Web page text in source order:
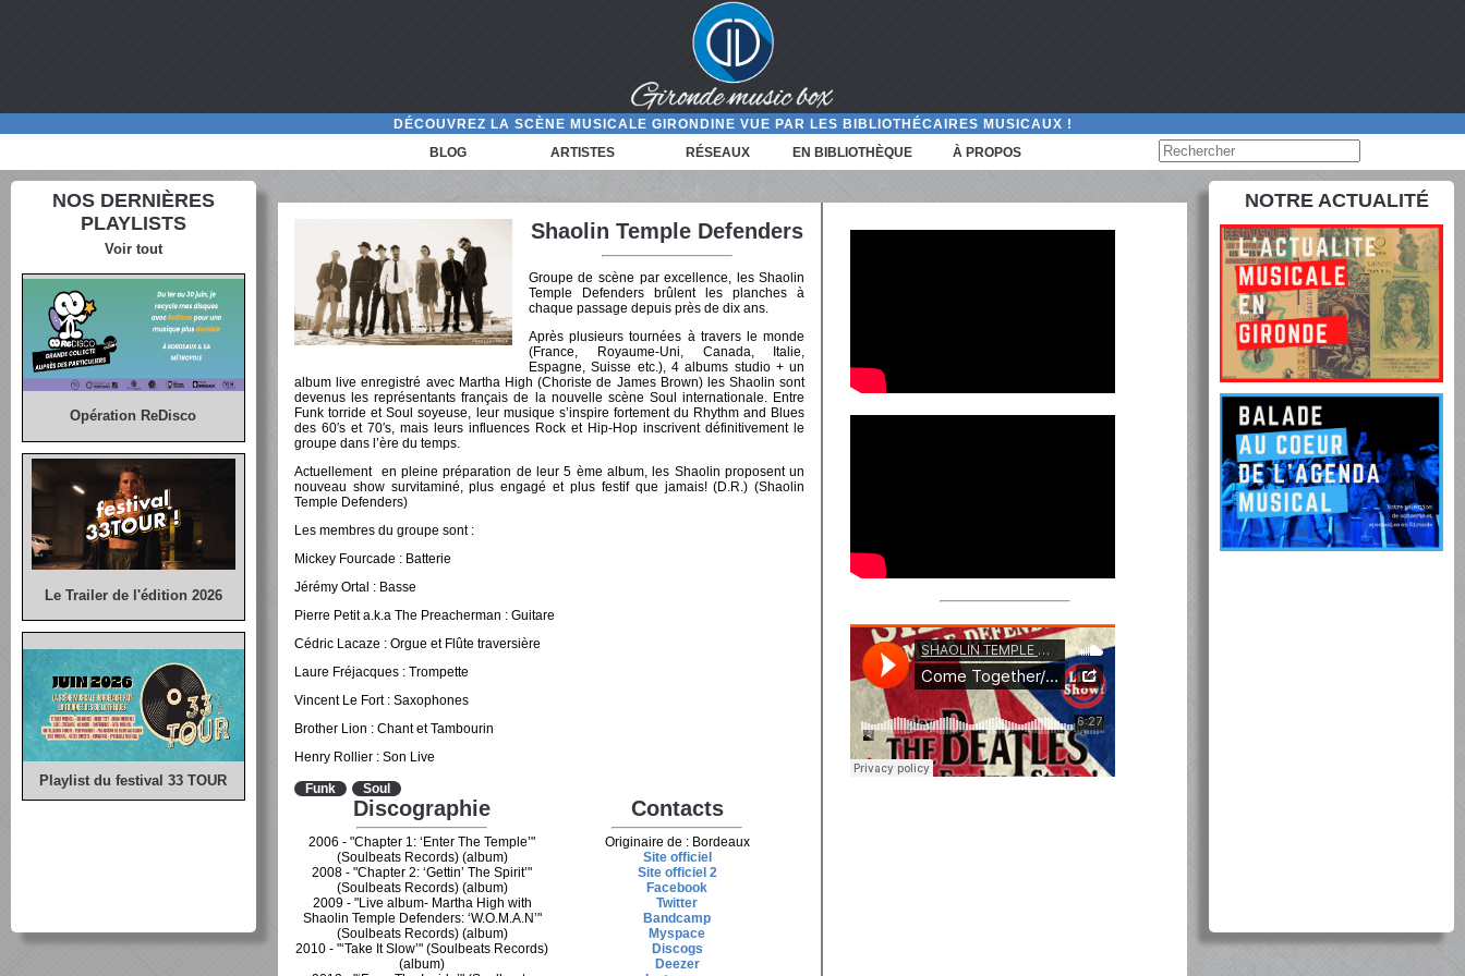
DÉCOUVREZ LA SCÈNE MUSICALE GIRONDINE VUE PAR LES BIBLIOTHÉCAIRES MUSICAUX !
BLOG
ARTISTES RÉSEAUX EN BIBLIOTHÈQUE À PROPOS
NOS DERNIÈRES
PLAYLISTS
Voir tout
Opération ReDisco
Le Trailer de l'édition 2026
Playlist du festival 33 TOUR
Shaolin Temple Defenders
Groupe de scène par excellence, les Shaolin
Temple Defenders brûlent les planches à
chaque passage depuis près de dix ans.
Après plusieurs tournées à travers le monde
(France, Royaume-Uni, Canada, Italie,
Espagne, Suisse etc.), 4 albums studio + un
album live enregistré avec Martha High (Choriste de James Brown) les Shaolin sont
devenus les représentants français de la nouvelle scène Soul internationale. Entre
Funk torride et Soul soyeuse, leur musique s’inspire fortement du Rhythm and Blues
des 60′s et 70′s, mais leurs influences Rock et Hip-Hop inscrivent définitivement le
groupe dans l’ère du temps.
Actuellement en pleine préparation de leur 5 ème album, les Shaolin proposent un
nouveau show survitaminé, plus engagé et plus festif que jamais! (D.R.) (Shaolin
Temple Defenders)
Les membres du groupe sont :
Mickey Fourcade : Batterie
Jérémy Ortal : Basse
Pierre Petit a.k.a The Preacherman : Guitare
Cédric Lacaze : Orgue et Flûte traversière
Laure Fréjacques : Trompette
Vincent Le Fort : Saxophones
Brother Lion : Chant et Tambourin
Henry Rollier : Son Live
Funk Soul
Discographie
2006 - "Chapter 1: ‘Enter The Temple’"
(Soulbeats Records) (album)
2008 - "Chapter 2: ‘Gettin’ The Spirit’"
(Soulbeats Records) (album)
2009 - "Live album- Martha High with
Shaolin Temple Defenders: ‘W.O.M.A.N’"
(Soulbeats Records) (album)
2010 - "‘Take It Slow’" (Soulbeats Records)
(album)
Contacts
Originaire de : Bordeaux
Site officiel
Site officiel 2
Facebook
Twitter
Bandcamp
Myspace
Discogs
Deezer
NOTRE ACTUALITÉ